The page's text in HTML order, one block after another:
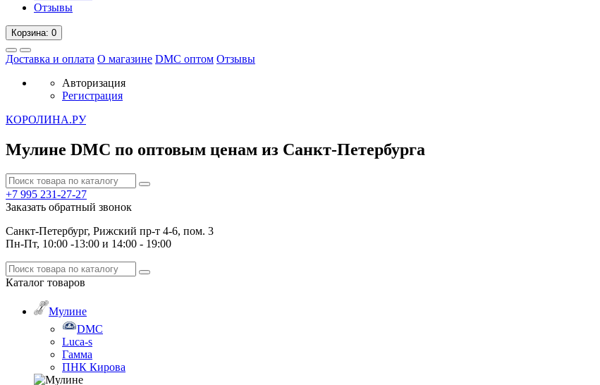
Отзывы
Корзина: 0
Доставка и оплата О магазине DMC оптом Отзывы
Авторизация
Регистрация
КОРОЛИНА.РУ
Мулине DMC по оптовым ценам из Санкт-Петербурга
+7 995 231-27-27
Заказать обратный звонок
Санкт-Петербург, Рижский пр-т 4-6, пом. 3
Пн-Пт, 10:00 -13:00 и 14:00 - 19:00
Каталог товаров
Мулине
DMC
Luca-s
Гамма
ПНК Кирова